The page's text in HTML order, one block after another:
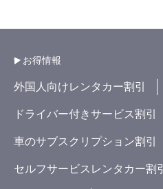
お得情報
外国人向けレンタカー割引
ドライバー付きサービス割引
車のサブスクリプション割引
セルフサービスレンタカー割引